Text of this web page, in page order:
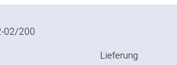
02/200
Lieferung